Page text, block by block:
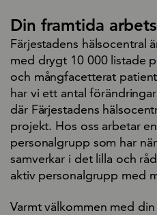
Din framtida
Färjestadens hälsocentral
med drygt 10 000 listade
och mångfacetterat
har vi ett antal
där Färjestadens
projekt. Hos oss arbetar
personalgrupp som har
samverkar i det lilla och
aktiv personalgrupp med
Varmt välkommen med